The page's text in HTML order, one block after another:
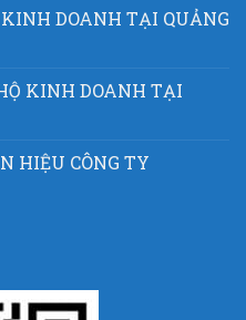
DOANH TẠI QUẢNG
KINH DOANH TẠI
HIỆU CÔNG TY